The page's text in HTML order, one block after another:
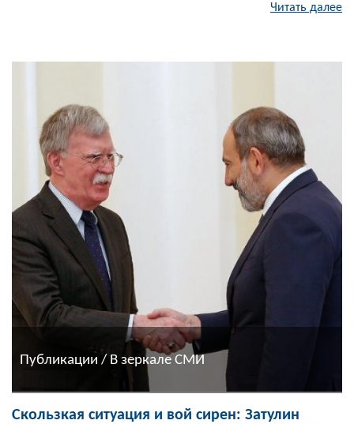
Читать далее
Публикации / В зеркале СМИ
Скользкая ситуация и вой сирен: Затулин